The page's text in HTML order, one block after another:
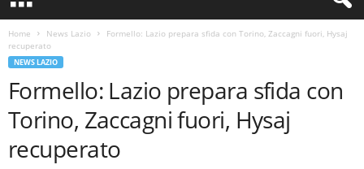
n
Home News Lazio
Formello: Lazio prepara sfida con Torino, Zaccagni fuori, Hysaj
recuperato
NEWS LAZIO
Formello: Lazio prepara sfida con
Torino, Zaccagni fuori, Hysaj
recuperato